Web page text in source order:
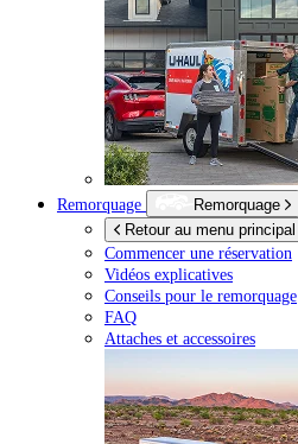
Remorquage
Remorquage
Retour au menu principal
Commencer une réservation
Vidéos explicatives
Conseils pour le remorquage
FAQ
Attaches et accessoires